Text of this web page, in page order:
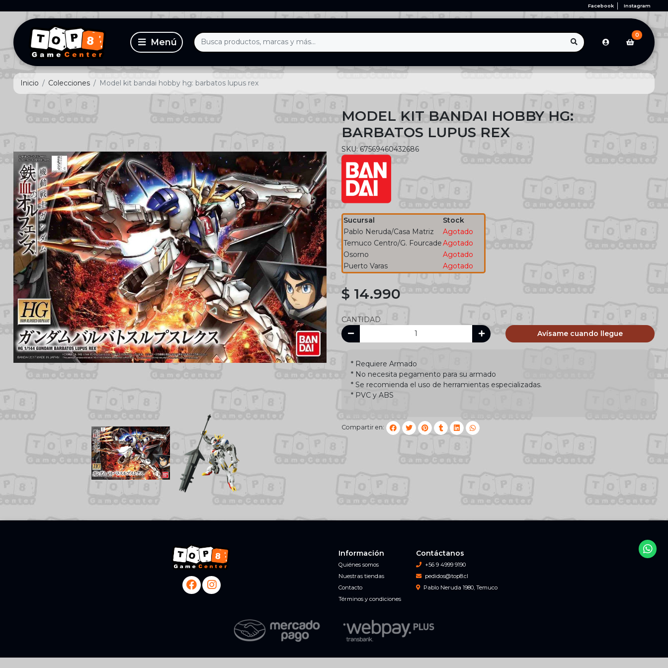
Facebook Instagram
0
Inicio Colecciones Model kit bandai hobby hg: barbatos lupus rex
MODEL KIT BANDAI HOBBY HG:
BARBATOS LUPUS REX
SKU: 67569460432686
Sucursal
Stock
Pablo Neruda/Casa Matriz
Agotado
Temuco Centro/G. FourcadeAgotado
Osorno
Agotado
Puerto Varas
Agotado
$ 14.990
CANTIDAD
Avísame cuando llegue
* Requiere Armado
* No necesita pegamento para su armado
* Se recomienda el uso de herramientas especializadas.
* PVC y ABS
Compartir en:
Información
Quiénes somos
Nuestras tiendas
Contacto
Términos y condiciones
Contáctanos
+56 9 4999 9190
pedidos@top8.cl
Pablo Neruda 1980, Temuco